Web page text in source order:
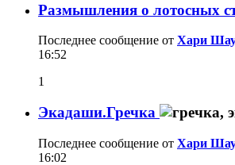
Размышления о лотосных
Последнее сообщение от Хари
16:52
1
Экадаши.Гречка
Последнее сообщение от Хари
16:02